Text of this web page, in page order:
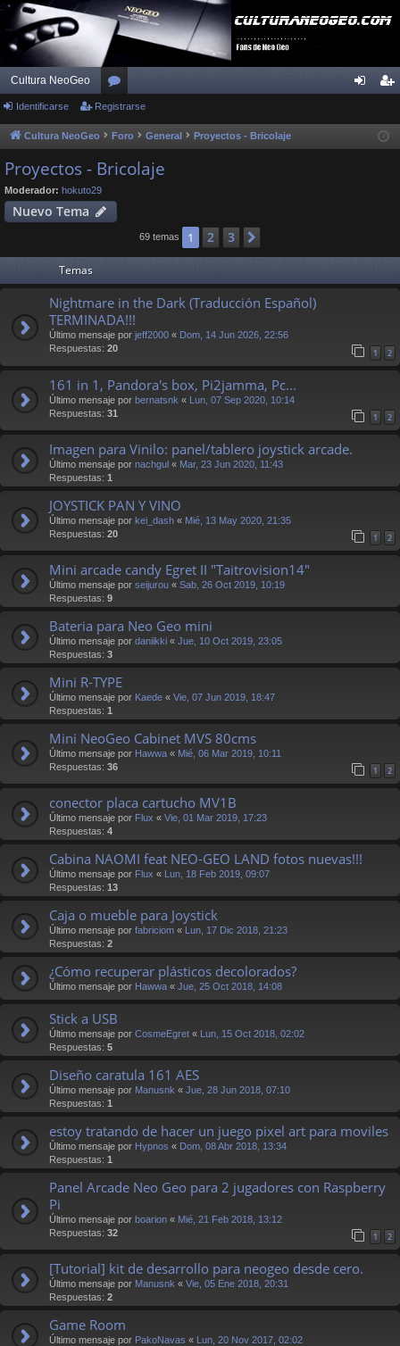
Cultura NeoGeo
or
os ist
Identificarse Registrarse
Cultura NeoGeo Foro General Proyectos - Bricolaje
Proyectos - Bricolaje
Moderador: hokuto29
Nuevo Tema
69 temas 1 2 3
Temas
Nightmare in the Dark (Traducción Español)
TERMINADA!!!
Último mensaje por jeff2000 « Dom, 14 Jun 2026, 22:56
Respuestas: 20 1 2
161 in 1, Pandora's box, Pi2jamma, Pc...
Último mensaje por bernatsnk « Lun, 07 Sep 2020, 10:14
Respuestas: 31 1 2
Imagen para Vinilo: panel/tablero joystick arcade.
Último mensaje por nachgul « Mar, 23 Jun 2020, 11:43
Respuestas: 1
JOYSTICK PAN Y VINO
Último mensaje por kei_dash « Mié, 13 May 2020, 21:35
Respuestas: 20 1 2
Mini arcade candy Egret II "Taitrovision14"
Último mensaje por seijurou « Sab, 26 Oct 2019, 10:19
Respuestas: 9
Bateria para Neo Geo mini
Último mensaje por daniikki « Jue, 10 Oct 2019, 23:05
Respuestas: 3
Mini R-TYPE
Último mensaje por Kaede « Vie, 07 Jun 2019, 18:47
Respuestas: 1
Mini NeoGeo Cabinet MVS 80cms
Último mensaje por Hawwa « Mié, 06 Mar 2019, 10:11
Respuestas: 36 1 2
conector placa cartucho MV1B
Último mensaje por Flux « Vie, 01 Mar 2019, 17:23
Respuestas: 4
Cabina NAOMI feat NEO-GEO LAND fotos nuevas!!!
Último mensaje por Flux « Lun, 18 Feb 2019, 09:07
Respuestas: 13
Caja o mueble para Joystick
Último mensaje por fabriciom « Lun, 17 Dic 2018, 21:23
Respuestas: 2
¿Cómo recuperar plásticos decolorados?
Último mensaje por Hawwa « Jue, 25 Oct 2018, 14:08
Stick a USB
Último mensaje por CosmeEgret « Lun, 15 Oct 2018, 02:02
Respuestas: 5
Diseño caratula 161 AES
Último mensaje por Manusnk « Jue, 28 Jun 2018, 07:10
Respuestas: 1
estoy tratando de hacer un juego pixel art para moviles
Último mensaje por Hypnos « Dom, 08 Abr 2018, 13:34
Respuestas: 1
Panel Arcade Neo Geo para 2 jugadores con Raspberry
Pi
Último mensaje por boarion « Mié, 21 Feb 2018, 13:12
Respuestas: 32 1 2
[Tutorial] kit de desarrollo para neogeo desde cero.
Último mensaje por Manusnk « Vie, 05 Ene 2018, 20:31
Respuestas: 2
Game Room
Último mensaje por PakoNavas « Lun, 20 Nov 2017, 02:02